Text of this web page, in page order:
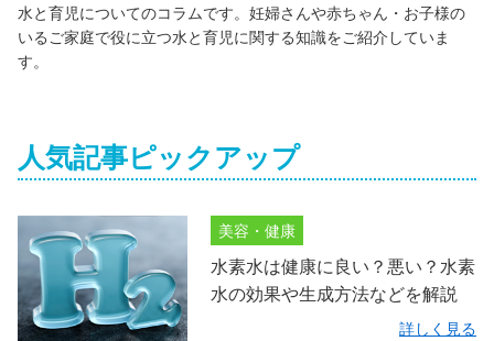
水と育児についてのコラムです。妊婦さんや赤ちゃん・お子様の
いるご家庭で役に立つ水と育児に関する知識をご紹介していま
す。
人気記事ピックアップ
美容・健康
水素水は健康に良い？悪い？水素
水の効果や生成方法などを解説
詳しく見る